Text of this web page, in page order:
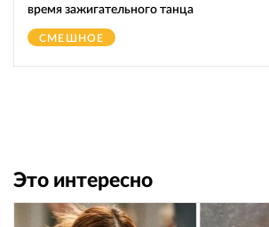
время зажигательного танца
СМЕШНОЕ
Это интересно